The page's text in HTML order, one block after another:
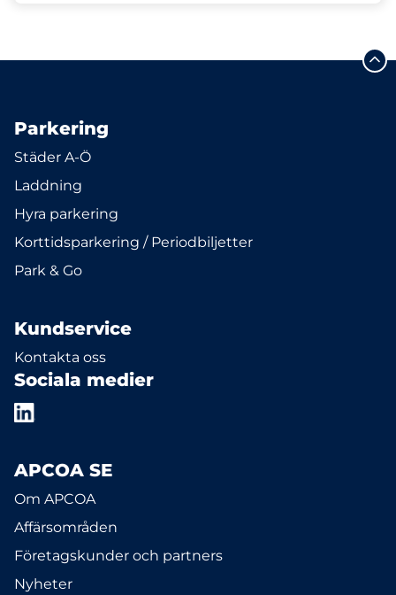
Parkering
Städer A-Ö
Laddning
Hyra parkering
Korttidsparkering / Periodbiljetter
Park & Go
Kundservice
Kontakta oss
Sociala medier
APCOA SE
Om APCOA
Affärsområden
Företagskunder och partners
Nyheter